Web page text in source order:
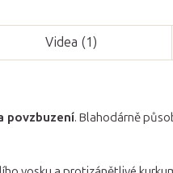
Videa (1)
povzbuzení. Blahodárně